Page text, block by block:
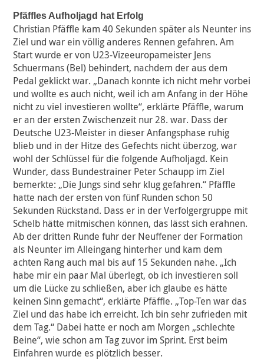
Pfäffles Aufholjagd hat Erfolg
Christian Pfäffle kam 40 Sekunden später als Neunter ins
Ziel und war ein völlig anderes Rennen gefahren. Am
Start wurde er von U23-Vizeeuropameister Jens
Schuermans (Bel) behindert, nachdem der aus dem
Pedal geklickt war. „Danach konnte ich nicht mehr vorbei
und wollte es auch nicht, weil ich am Anfang in der Höhe
nicht zu viel investieren wollte“, erklärte Pfäffle, warum
er an der ersten Zwischenzeit nur 28. war. Dass der
Deutsche U23-Meister in dieser Anfangsphase ruhig
blieb und in der Hitze des Gefechts nicht überzog, war
wohl der Schlüssel für die folgende Aufholjagd. Kein
Wunder, dass Bundestrainer Peter Schaupp im Ziel
bemerkte: „Die Jungs sind sehr klug gefahren.“ Pfäffle
hatte nach der ersten von fünf Runden schon 50
Sekunden Rückstand. Dass er in der Verfolgergruppe mit
Schelb hätte mitmischen können, das lässt sich erahnen.
Ab der dritten Runde fuhr der Neuffener der Formation
als Neunter im Alleingang hinterher und kam dem
achten Rang auch mal bis auf 15 Sekunden nahe. „Ich
habe mir ein paar Mal überlegt, ob ich investieren soll
um die Lücke zu schließen, aber ich glaube es hätte
keinen Sinn gemacht“, erklärte Pfäffle. „Top-Ten war das
Ziel und das habe ich erreicht. Ich bin sehr zufrieden mit
dem Tag.“ Dabei hatte er noch am Morgen „schlechte
Beine“, wie schon am Tag zuvor im Sprint. Erst beim
Einfahren wurde es plötzlich besser.